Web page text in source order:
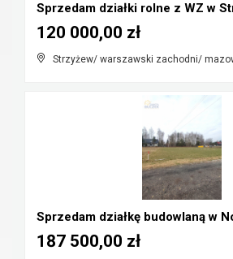
Sprzedam działki rolne z WZ w
Strzyżew/ warszawski zachodni/
120 000,00 zł
187 500,00 zł